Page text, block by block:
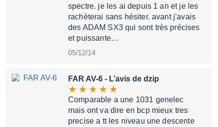
spectre. je les ai depuis 1 an et je les
rachèterai sans hésiter. avant j'avais
des ADAM SX3 qui sont très précises
et puissante…
05/12/14
FAR AV-6 - L’avis de dzip
Comparable a une 1031 genelec
mais ont va dire en bcp mieux tres
precise a tt les niveau une descente